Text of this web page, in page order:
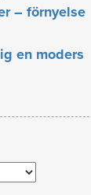
– förnyelse
en moders